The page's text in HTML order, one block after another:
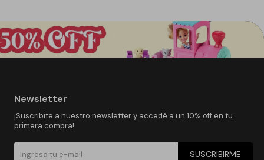
Newsletter
¡Suscribite a nuestro newsletter y accedé a un 10% off en tu
primera compra!
SUSCRIBIRME